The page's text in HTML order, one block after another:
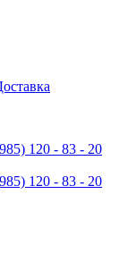
120 - 83 - 20
120 - 83 - 20